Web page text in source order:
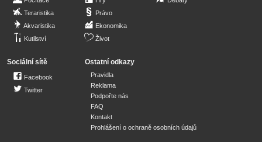
Teraristika
Akvaristika
Kutilství
Právo
Ekonomika
Život
Sociální sítě
Facebook
Twitter
Ostatní odkazy
Pravidla
Reklama
Podpořte nás
FAQ
Kontakt
Prohlášení o ochraně osobních údajů